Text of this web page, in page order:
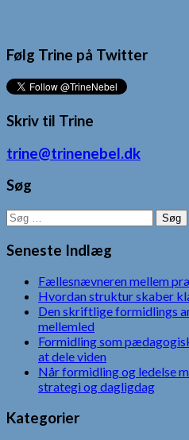
Følg Trine på Twitter
Skriv til Trine
trine@trinenebel.dk
Søg
Søg
efter:
Seneste Indlæg
Fællesnævneren mellem
Hvordan struktur skaber
Den skriftlige formidlings
mellemled
Formidling som
at dele viden
Når formidling og ledelse
strategi og dagligdag
Kategorier